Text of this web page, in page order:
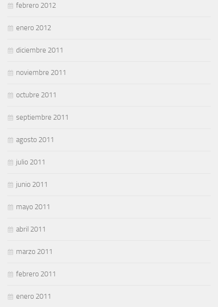
febrero 2012
enero 2012
diciembre 2011
noviembre 2011
octubre 2011
septiembre 2011
agosto 2011
julio 2011
junio 2011
mayo 2011
abril 2011
marzo 2011
febrero 2011
enero 2011